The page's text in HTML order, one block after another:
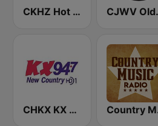
CKHZ Hot Country 103.5
CHKX KX New Country 94.7 FM